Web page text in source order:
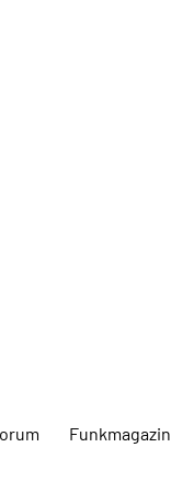
Funkmagazin